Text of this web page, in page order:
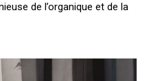
de l’organique et de la